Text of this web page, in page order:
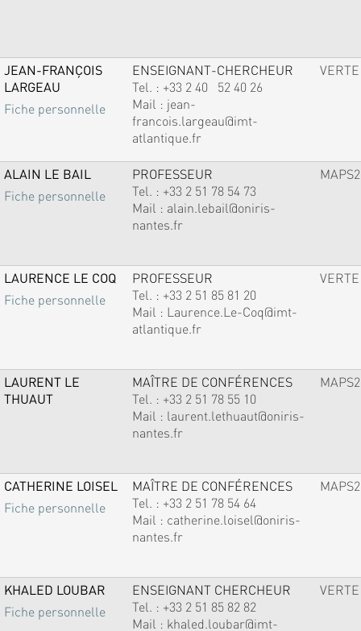
JEAN-FRANÇOIS
LARGEAU
Fiche personnelle
ENSEIGNANT-CHERCHEUR
Tel. : +33 2 40 52 40 26
Mail : jean-
francois.largeau@imt-
atlantique.fr
VERTE
ALAIN LE BAIL
Fiche personnelle
PROFESSEUR
Tel. : +33 2 51 78 54 73
Mail : alain.lebail@oniris-
nantes.fr
MAPS2
LAURENCE LE COQ
Fiche personnelle
PROFESSEUR
Tel. : +33 2 51 85 81 20
Mail : Laurence.Le-Coq@imt-
atlantique.fr
VERTE
LAURENT LE
THUAUT
MAÎTRE DE CONFÉRENCES
Tel. : +33 2 51 78 55 10
Mail : laurent.lethuaut@oniris-
nantes.fr
MAPS2
CATHERINE LOISEL
Fiche personnelle
MAÎTRE DE CONFÉRENCES
Tel. : +33 2 51 78 54 64
Mail : catherine.loisel@oniris-
nantes.fr
MAPS2
KHALED LOUBAR
Fiche personnelle
ENSEIGNANT CHERCHEUR
Tel. : +33 2 51 85 82 82
Mail : khaled.loubar@imt-
VERTE